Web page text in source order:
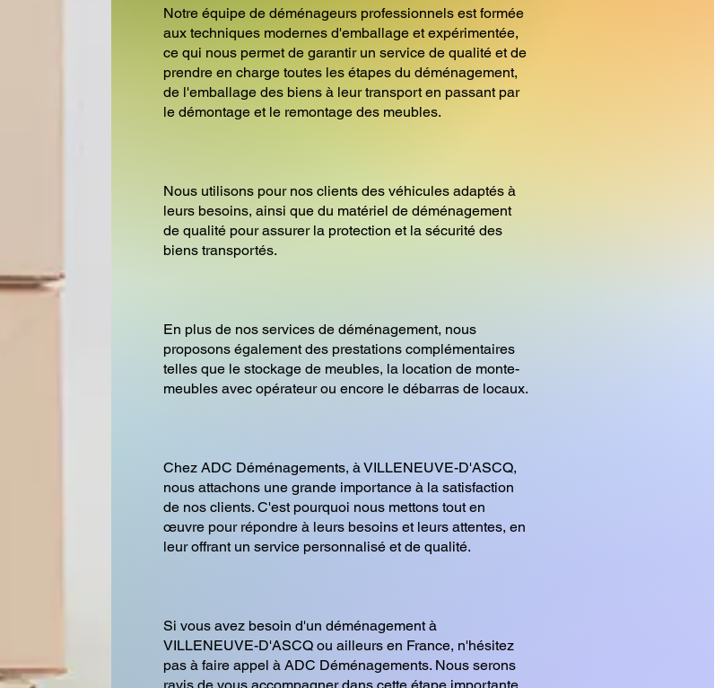
Notre équipe de déménageurs professionnels est formée
aux techniques modernes d'emballage et expérimentée,
ce qui nous permet de garantir un service de qualité et de
prendre en charge toutes les étapes du déménagement,
de l'emballage des biens à leur transport en passant par
le démontage et le remontage des meubles.
Nous utilisons pour nos clients des véhicules adaptés à
leurs besoins, ainsi que du matériel de déménagement
de qualité pour assurer la protection et la sécurité des
biens transportés.
En plus de nos services de déménagement, nous
proposons également des prestations complémentaires
telles que le stockage de meubles, la location de monte-
meubles avec opérateur ou encore le débarras de locaux.
Chez ADC Déménagements, à VILLENEUVE-D'ASCQ,
nous attachons une grande importance à la satisfaction
de nos clients. C'est pourquoi nous mettons tout en
œuvre pour répondre à leurs besoins et leurs attentes, en
leur offrant un service personnalisé et de qualité.
Si vous avez besoin d'un déménagement à
VILLENEUVE-D'ASCQ ou ailleurs en France, n'hésitez
pas à faire appel à ADC Déménagements. Nous serons